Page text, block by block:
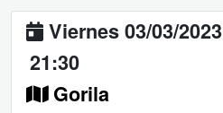
Viernes 03/03/2023
21:30
Gorila